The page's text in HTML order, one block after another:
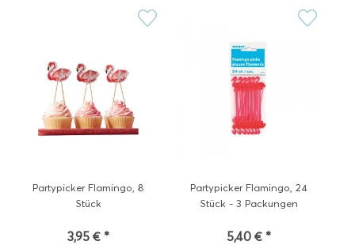
Partypicker Flamingo, 8
Stück
3,95 € *
Partypicker Flamingo, 24
Stück - 3 Packungen
5,40 € *